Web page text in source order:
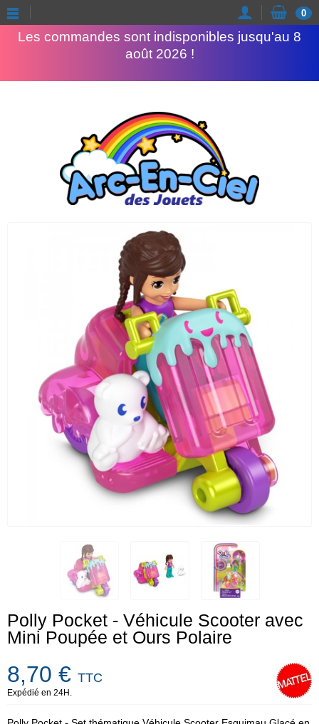
Les commandes sont indisponibles jusqu'au 8
août 2026 !
0
Polly Pocket - Véhicule Scooter avec
Mini Poupée et Ours Polaire
8,70 € TTC
Expédié en 24H.